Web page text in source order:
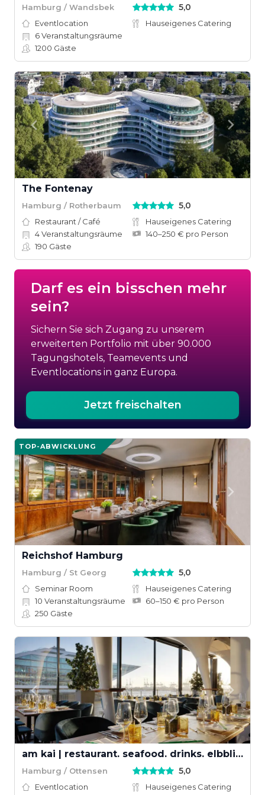
Hamburg / Wandsbek 5,0
Eventlocation
Hauseigenes Catering
6Veranstaltungsräume
1200 Gäste
The Fontenay
Hamburg / Rotherbaum 5,0
Restaurant / Café
Hauseigenes Catering
4Veranstaltungsräume
140–250 € pro Person
190 Gäste
Darf es ein bisschen mehr
sein?
Sichern Sie sich Zugang zu unserem
erweiterten Portfolio mit über 90.000
Tagungshotels, Teamevents und
Eventlocations in ganz Europa.
Jetzt freischalten
TOP-ABWICKLUNG
Reichshof Hamburg
Hamburg / St Georg 5,0
Seminar Room
Hauseigenes Catering
10 Veranstaltungsräume
60–150 € pro Person
250 Gäste
am kai | restaurant. seafood. drinks. elbblick
Hamburg / Ottensen 5,0
Eventlocation
Hauseigenes Catering